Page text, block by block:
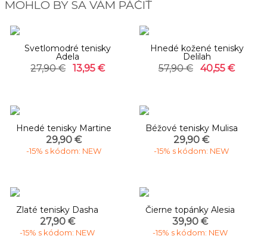
MOHLO BY SA VÁM PÁČIŤ
Svetlomodré tenisky
Adela
27,90 € 13,95 €
Hnedé kožené tenisky
Delilah
57,90 € 40,55 €
Hnedé tenisky Martine
29,90 €
-15% s kódom: NEW
Béžové tenisky Mulisa
29,90 €
-15% s kódom: NEW
Zlaté tenisky Dasha
27,90 €
-15% s kódom: NEW
Čierne topánky Alesia
39,90 €
-15% s kódom: NEW